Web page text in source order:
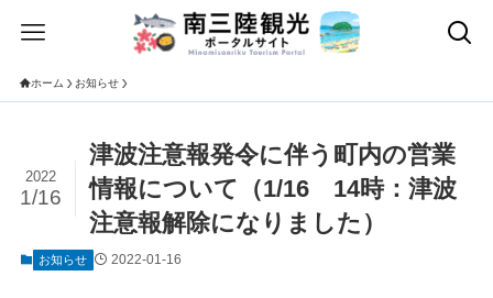
ホーム お知らせ
津波注意報発令に伴う町内の営業
情報について（1/16 14時：津波
注意報解除になりました）
2022
1/16
お知らせ 2022-01-16